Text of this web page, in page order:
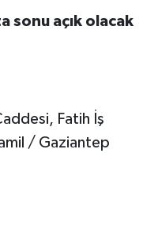
sonu açık olacak
Fatih İş
/ Gaziantep